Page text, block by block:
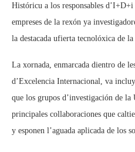
Históricu a los responsables
empreses de la rexón ya
la destacada ufierta tecnolóxica de
La xornada, enmarcada dientro de
d’Excelencia Internacional, va
que los grupos d’investigación de la
principales collaboraciones que
y esponen l’aguada aplicada de los